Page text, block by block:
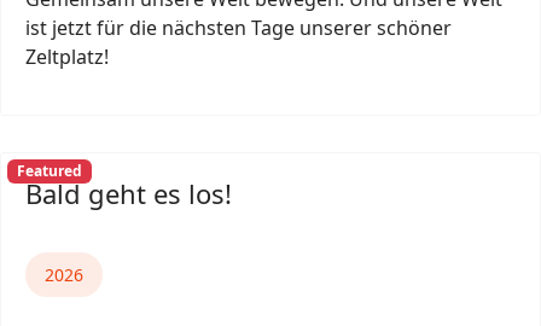
ist jetzt für die nächsten Tage unserer schöner
Zeltplatz!
Featured
Bald geht es los!
2026